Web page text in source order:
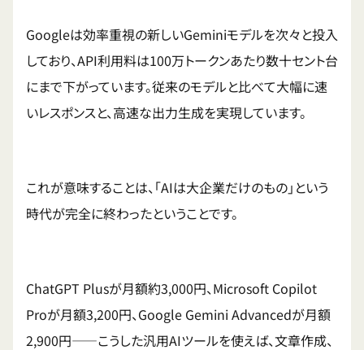
Googleは効率重視の新しいGeminiモデルを次々と投入
しており、API利用料は100万トークンあたり数十セント台
にまで下がっています。従来のモデルと比べて大幅に速
いレスポンスと、高速な出力生成を実現しています。
これが意味することは、「AIは大企業だけのもの」という
時代が完全に終わったということです。
ChatGPT Plusが月額約3,000円、Microsoft Copilot
Proが月額3,200円、Google Gemini Advancedが月額
2,900円——こうした汎用AIツールを使えば、文章作成、